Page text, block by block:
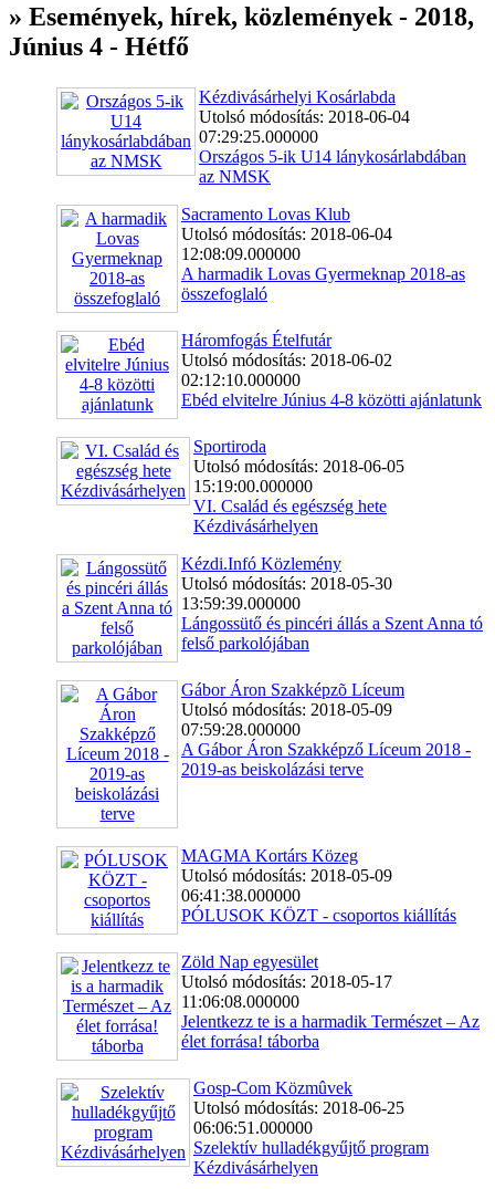
» Események, hírek, közlemények - 2018,
Június 4 - Hétfő
Kézdivásárhelyi Kosárlabda
Utolsó módosítás: 2018-06-04
07:29:25.000000
Országos 5-ik U14 lánykosárlabdában
az NMSK
Sacramento Lovas Klub
Utolsó módosítás: 2018-06-04
12:08:09.000000
A harmadik Lovas Gyermeknap 2018-as
összefoglaló
Háromfogás Ételfutár
Utolsó módosítás: 2018-06-02
02:12:10.000000
Ebéd elvitelre Június 4-8 közötti ajánlatunk
Sportiroda
Utolsó módosítás: 2018-06-05
15:19:00.000000
VI. Család és egészség hete
Kézdivásárhelyen
Kézdi.Infó Közlemény
Utolsó módosítás: 2018-05-30
13:59:39.000000
Lángossütő és pincéri állás a Szent Anna tó
felső parkolójában
Gábor Áron Szakképzõ Líceum
Utolsó módosítás: 2018-05-09
07:59:28.000000
A Gábor Áron Szakképző Líceum 2018 -
2019-as beiskolázási terve
MAGMA Kortárs Közeg
Utolsó módosítás: 2018-05-09
06:41:38.000000
PÓLUSOK KÖZT - csoportos kiállítás
Zöld Nap egyesület
Utolsó módosítás: 2018-05-17
11:06:08.000000
Jelentkezz te is a harmadik Természet – Az
élet forrása! táborba
Gosp-Com Közmûvek
Utolsó módosítás: 2018-06-25
06:06:51.000000
Szelektív hulladékgyűjtő program
Kézdivásárhelyen